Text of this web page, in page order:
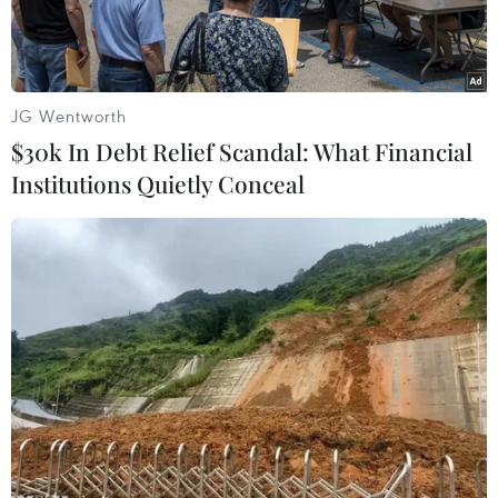
Người dân Syria vui mừng sau khi quận Mogambo của thành
phố Aleppo được giải phóng ngày 12/12. (Nguồn: AFP/TTXVN)
Thành phố Aleppo của Syria nên là nơi chấm
dứt chiến dịch theo đuổi một chiến thắng quân
sự, thay vì là nơi khởi đầu của một chiến dịch
quân sự rộng lớn hơn tại một quốc gia đã bị
JG Wentworth
$30k In Debt Relief Scandal: What Financial
Institutions Quietly Conceal